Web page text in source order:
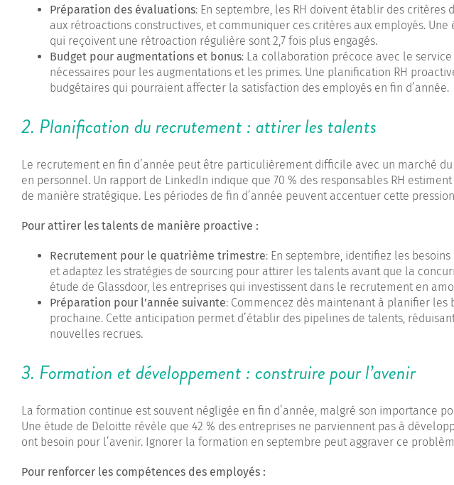
Préparation des évaluations: En septembre, les RH doivent établir des critères
aux rétroactions constructives, et communiquer ces critères aux employés.
qui reçoivent une rétroaction régulière sont 2,7 fois plus engagés.
Budget pour augmentations et bonus: La collaboration précoce avec le
nécessaires pour les augmentations et les primes. Une planification RH
budgétaires qui pourraient affecter la satisfaction des employés en fin d’année.
2. Planification du recrutement : attirer les talents
Le recrutement en fin d’année peut être particulièrement difficile avec un marché
en personnel. Un rapport de LinkedIn indique que 70 % des responsables RH
de manière stratégique. Les périodes de fin d’année peuvent accentuer cette
Pour attirer les talents de manière proactive :
Recrutement pour le quatrième trimestre: En septembre, identifiez les
et adaptez les stratégies de sourcing pour attirer les talents avant que la
étude de Glassdoor, les entreprises qui investissent dans le recrutement en
Préparation pour l’année suivante: Commencez dès maintenant à planifier les
prochaine. Cette anticipation permet d’établir des pipelines de talents,
nouvelles recrues.
3. Formation et développement : construire pour l’avenir
La formation continue est souvent négligée en fin d’année, malgré son importance
Une étude de Deloitte révèle que 42 % des entreprises ne parviennent pas à
ont besoin pour l’avenir. Ignorer la formation en septembre peut aggraver ce
Pour renforcer les compétences des employés :